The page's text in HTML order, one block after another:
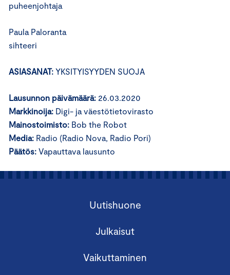
puheenjohtaja
Paula Paloranta
sihteeri
ASIASANAT: YKSITYISYYDEN SUOJA
Lausunnon päivämäärä: 26.03.2020
Markkinoija: Digi- ja väestötietovirasto
Mainostoimisto: Bob the Robot
Media: Radio (Radio Nova, Radio Pori)
Päätös: Vapauttava lausunto
Uutishuone
Julkaisut
Vaikuttaminen